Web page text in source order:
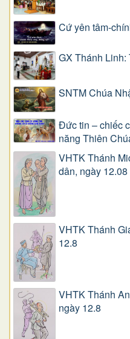
Cứ yên tâm-
GX Thánh
SNTM Chúa
Đức tin – chiếc
năng Thiên
VHTK Thánh
dân, ngày 12.08
VHTK Thánh
12.8
VHTK Thánh
ngày 12.8